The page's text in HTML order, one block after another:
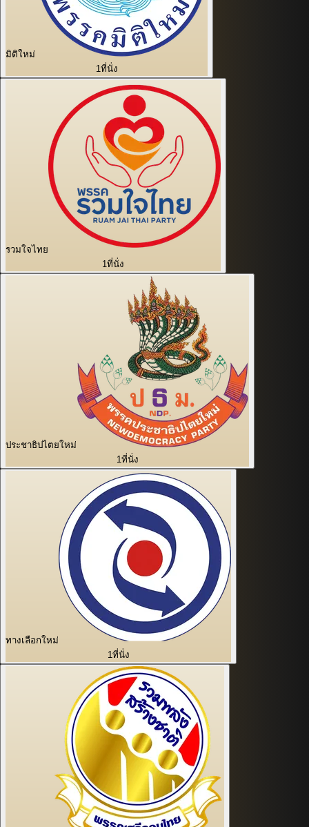
มิติใหม่
1ที่นั่ง
รวมใจไทย
1ที่นั่ง
ประชาธิปไตยใหม่
1ที่นั่ง
ทางเลือกใหม่
1ที่นั่ง